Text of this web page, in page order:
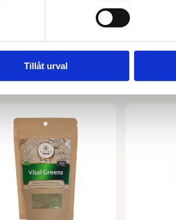
Tillåt urval